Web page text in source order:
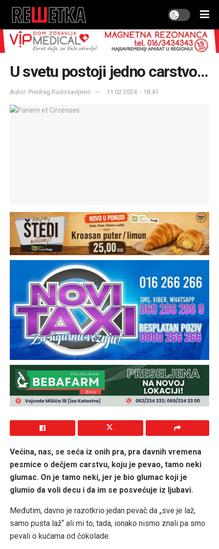
U svetu postoji jedno carstvo…
Autor: Predrag Radosavljević 11.02.2024. - 18:41
Većina, nas, se seća iz onih pra, pra davnih vremena
pesmice o dečjem carstvu, koju je pevao, tamo neki
glumac. On je tamo neki, jer je bio glumac koji je
glumio da voli decu i da im se posvećuje iz ljubavi.
Međutim, davno je razotkrio jedan pevač da „sve je laž,
samo pusta laž“ ali mi to, tada, ionako nismo znali pa smo
pevali o kućama od čokolade.